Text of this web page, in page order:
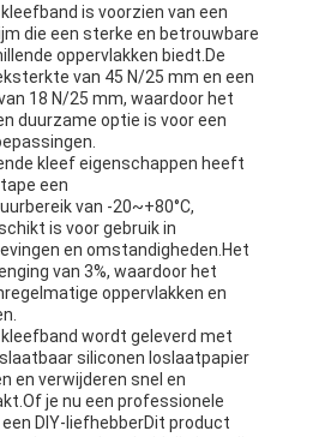
is voorzien van een
die een sterke en betrouwbare
oppervlakken biedt.De
van 45 N/25 mm en een
18 N/25 mm, waardoor het
duurzame optie is voor een
kleef eigenschappen heeft
een
van -20~+80°C,
is voor gebruik in
en omstandigheden.Het
van 3%, waardoor het
oppervlakken en
wordt geleverd met
siliconen loslaatpapier
en verwijderen snel en
je nu een professionele
DIY-liefhebberDit product